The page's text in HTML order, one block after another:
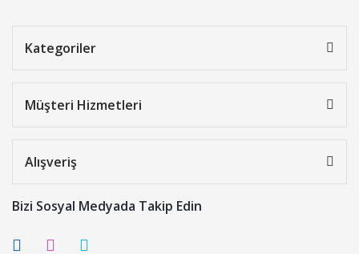
Kategoriler
Müşteri Hizmetleri
Alışveriş
Bizi Sosyal Medyada Takip Edin